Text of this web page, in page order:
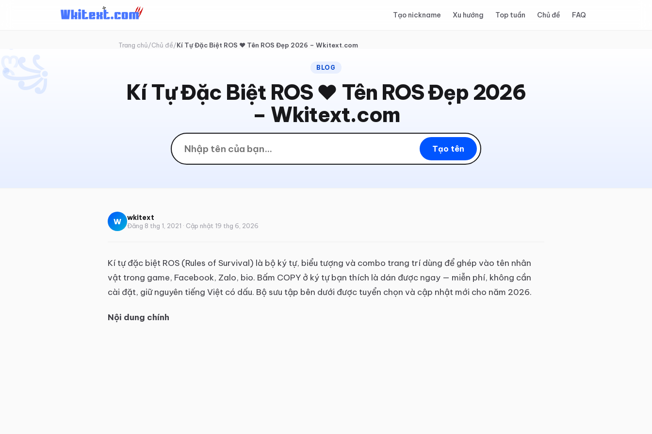
Tạo nickname Xu hướng Top tuần Chủ đề FAQ
Trang chủ/Chủ đề/Kí Tự Đặc Biệt ROS ❤️ Tên ROS Đẹp 2026 – Wkitext.com
꧁
ღ BLOG
Kí Tự Đặc Biệt ROS ❤️ Tên ROS Đẹp 2026
– Wkitext.com
Tạo tên
W wkitext
Đăng 8 thg 1, 2021 · Cập nhật 19 thg 6, 2026
Kí tự đặc biệt ROS (Rules of Survival) là bộ ký tự, biểu tượng và combo trang trí dùng để ghép vào tên nhân
vật trong game, Facebook, Zalo, bio. Bấm COPY ở ký tự bạn thích là dán được ngay — miễn phí, không cần
cài đặt, giữ nguyên tiếng Việt có dấu. Bộ sưu tập bên dưới được tuyển chọn và cập nhật mới cho năm 2026.
Nội dung chính